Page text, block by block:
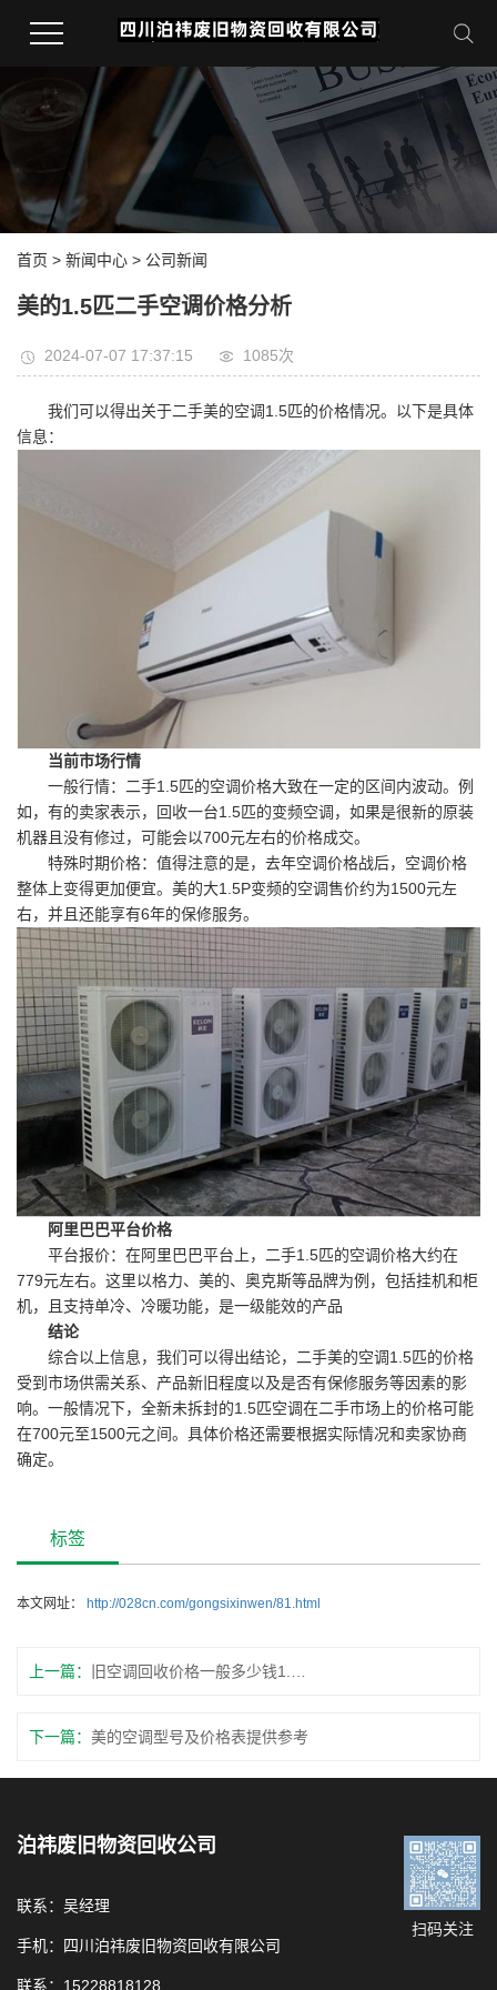
首页 > 新闻中心 > 公司新闻
美的1.5匹二手空调价格分析
2024-07-07 17:37:15 1085次
我们可以得出关于二手美的空调1.5匹的价格情况。以下是具体
信息：
当前市场行情
一般行情：二手1.5匹的空调价格大致在一定的区间内波动。例
如，有的卖家表示，回收一台1.5匹的变频空调，如果是很新的原装
机器且没有修过，可能会以700元左右的价格成交。
特殊时期价格：值得注意的是，去年空调价格战后，空调价格
整体上变得更加便宜。美的大1.5P变频的空调售价约为1500元左
右，并且还能享有6年的保修服务。
阿里巴巴平台价格
平台报价：在阿里巴巴平台上，二手1.5匹的空调价格大约在
779元左右。这里以格力、美的、奥克斯等品牌为例，包括挂机和柜
机，且支持单冷、冷暖功能，是一级能效的产品
结论
综合以上信息，我们可以得出结论，二手美的空调1.5匹的价格
受到市场供需关系、产品新旧程度以及是否有保修服务等因素的影
响。一般情况下，全新未拆封的1.5匹空调在二手市场上的价格可能
在700元至1500元之间。具体价格还需要根据实际情况和卖家协商
确定。
标签
本文网址： http://028cn.com/gongsixinwen/81.html
上一篇：
下一篇： 美的空调型号及价格表提供参考
泊祎废旧物资回收公司
联系：吴经理
手机：四川泊祎废旧物资回收有限公司
联系：15228818128
扫码关注